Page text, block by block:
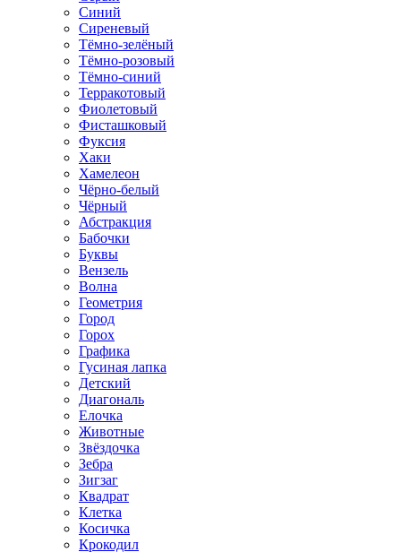
Синий
Сиреневый
Тёмно-зелёный
Тёмно-розовый
Тёмно-синий
Терракотовый
Фиолетовый
Фисташковый
Фуксия
Хаки
Хамелеон
Чёрно-белый
Чёрный
Абстракция
Бабочки
Буквы
Вензель
Волна
Геометрия
Город
Горох
Графика
Гусиная лапка
Детский
Диагональ
Елочка
Животные
Звёздочка
Зебра
Зигзаг
Квадрат
Клетка
Косичка
Крокодил